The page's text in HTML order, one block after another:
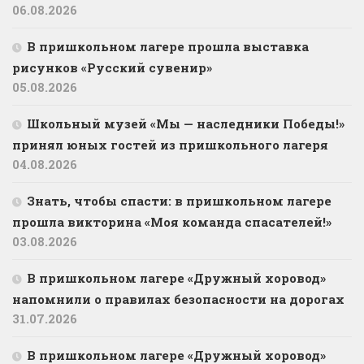
06.08.2026
В пришкольном лагере прошла выставка
рисунков «Русский сувенир»
05.08.2026
Школьный музей «Мы — наследники Победы!»
принял юных гостей из пришкольного лагеря
04.08.2026
Знать, чтобы спасти: в пришкольном лагере
прошла викторина «Моя команда спасателей!»
03.08.2026
В пришкольном лагере «Дружный хоровод»
напомнили о правилах безопасности на дорогах
31.07.2026
В пришкольном лагере «Дружный хоровод»